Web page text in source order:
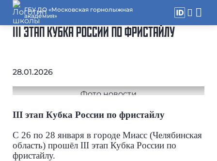
ГБУ ДО «Московская горнолыжная
академия»
III ЭТАП КУБКА РОССИИ ПО ФРИСТАЙЛУ
28.01.2026
III этап Кубка России по фристайлу
С 26 по 28 января в городе Миасс (Челябинская
область) прошёл III этап Кубка России по
фристайлу.